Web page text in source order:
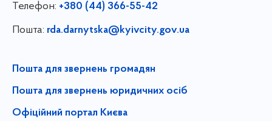
Телефон: +380 (44) 366-55-42
Пошта: rda.darnytska@kyivcity.gov.ua
Пошта для звернень громадян
Пошта для звернень юридичних осіб
Офіційний портал Києва